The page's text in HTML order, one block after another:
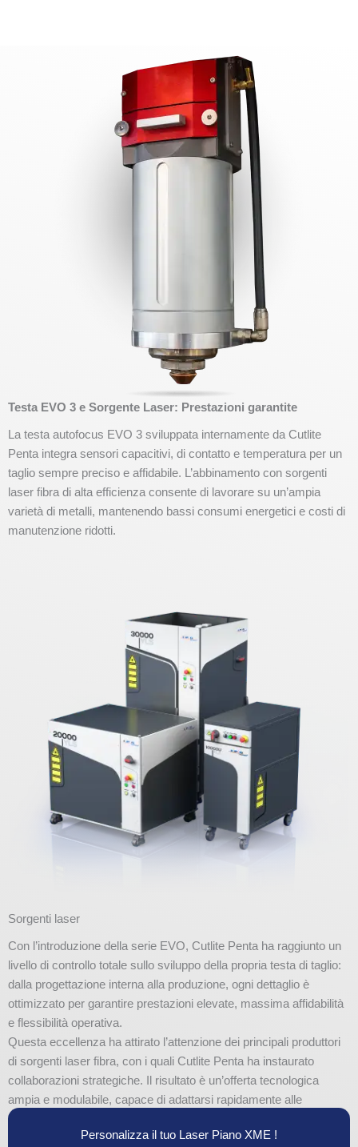
Testa EVO 3 e Sorgente Laser: Prestazioni garantite
La testa autofocus EVO 3 sviluppata internamente da Cutlite
Penta integra sensori capacitivi, di contatto e temperatura per un
taglio sempre preciso e affidabile. L’abbinamento con sorgenti
laser fibra di alta efficienza consente di lavorare su un’ampia
varietà di metalli, mantenendo bassi consumi energetici e costi di
manutenzione ridotti.
Sorgenti laser
Con l’introduzione della serie EVO, Cutlite Penta ha raggiunto un
livello di controllo totale sullo sviluppo della propria testa di taglio:
dalla progettazione interna alla produzione, ogni dettaglio è
ottimizzato per garantire prestazioni elevate, massima affidabilità
e flessibilità operativa.
Questa eccellenza ha attirato l’attenzione dei principali produttori
di sorgenti laser fibra, con i quali Cutlite Penta ha instaurato
collaborazioni strategiche. Il risultato è un’offerta tecnologica
ampia e modulabile, capace di adattarsi rapidamente alle
esigenze dei diversi mercati e settori produttivi.
Personalizza il tuo Laser Piano XME !